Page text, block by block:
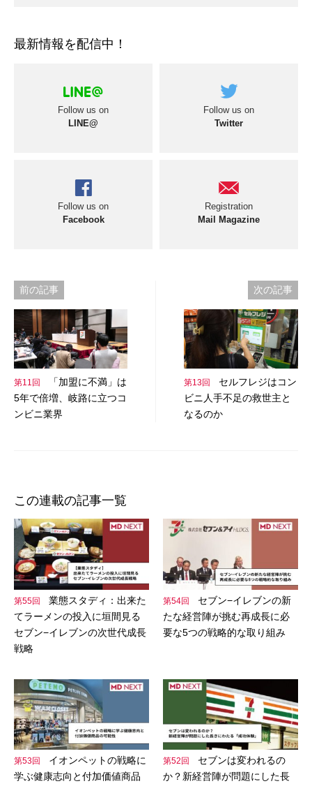
最新情報を配信中！
Follow us on
LINE@
Follow us on
Twitter
Follow us on
Facebook
Registration
Mail Magazine
投
稿
ナ
ビ
ゲ
ー
前の記事
第11回
「加盟に不満」は
5年で倍増、岐路に立つコ
ンビニ業界
次の記事
第13回
セルフレジはコン
ビニ人手不足の救世主と
なるのか
この連載の記事一覧
第55回
業態スタディ：出来た
てラーメンの投入に垣間見る
セブン−イレブンの次世代成長
戦略
第54回
セブン−イレブンの新
たな経営陣が挑む再成長に必
要な5つの戦略的な取り組み
第53回
イオンペットの戦略に
学ぶ健康志向と付加価値商品
第52回
セブンは変われるの
か？新経営陣が問題にした長